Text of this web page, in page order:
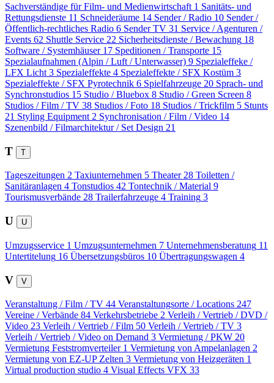
Sachverständige für Film- und Medienwirtschaft 1 Sanitäts- und
Rettungsdienste 11 Schneideräume 14 Sender / Radio 10 Sender /
Öffentlich-rechtliches Radio 6 Sender TV 31 Service / Agenturen /
Events 62 Shuttle Service 22 Sicherheitsdienste / Bewachung 18
Software / Systemhäuser 17 Speditionen / Transporte 15
Spezialaufnahmen (Alpin / Luft / Unterwasser) 9 Spezialeffeke /
LFX Licht 3 Spezialeffekte 4 Spezialeffekte / SFX Kostüm 3
Spezialeffekte / SFX Pyrotechnik 6 Spielfahrzeuge 20 Sprach- und
Synchronstudios 15 Studio / Bluebox 8 Studio / Green Screen 8
Studios / Film / TV 38 Studios / Foto 18 Studios / Trickfilm 5 Stunts
21 Styling Equipment 2 Synchronisation / Film / Video 14
Szenenbild / Filmarchitektur / Set Design 21
T T
Tageszeitungen 2 Taxiunternehmen 5 Theater 28 Toiletten /
Sanitäranlagen 4 Tonstudios 42 Tontechnik / Material 9
Tourismusverbände 28 Trailerfahrzeuge 4 Training 3
U U
Umzugsservice 1 Umzugsunternehmen 7 Unternehmensberatung 11
Untertitelung 16 Übersetzungsbüros 10 Übertragungswagen 4
V V
Veranstaltung / Film / TV 44 Veranstaltungsorte / Locations 247
Vereine / Verbände 84 Verkehrsbetriebe 2 Verleih / Vertrieb / DVD /
Video 23 Verleih / Vertrieb / Film 50 Verleih / Vertrieb / TV 3
Verleih / Vertrieb / Video on Demand 3 Vermietung / PKW 20
Vermietung Feststromverteiler 1 Vermietung von Ampelanlagen 2
Vermietung von EZ-UP Zelten 3 Vermietung von Heizgeräten 1
Virtual production studio 4 Visual Effects VFX 33